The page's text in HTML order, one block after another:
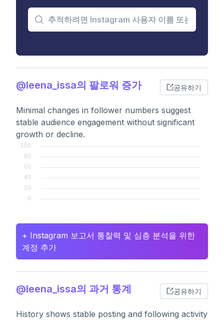
@leena_issa의 팔로워 증가 공유하기
Minimal changes in follower numbers suggest
stable audience engagement without significant
growth or decline.
+ Instagram 보고서 통찰력 및 심층 분석을 위한
계정 추가
@leena_issa의 과거 통계 공유하기
History shows stable posting and following activity